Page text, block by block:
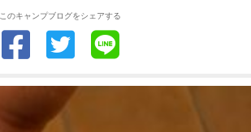
このキャンプブログをシェアする